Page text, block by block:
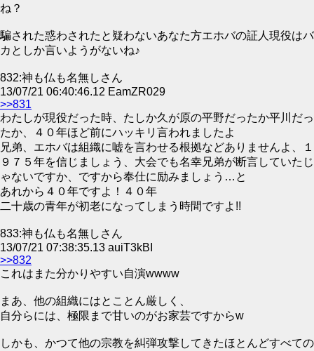
ね？
騙された惑わされたと疑わないあなた方エホバの証人現役はバ
カとしか言いようがないね♪
832:神も仏も名無しさん
13/07/21 06:40:46.12 EamZR029
>>831
わたしが現役だった時、たしか久が原の平野だったか平川だっ
たか、４０年ほど前にハッキリ言われましたよ
兄弟、エホバは組織に嘘を言わせる根拠などありませんよ、１
９７５年を信じましょう、大会でも名幸兄弟が断言していたじ
ゃないですか、ですから奉仕に励みましょう…と
あれから４０年ですよ！４０年
二十歳の青年が初老になってしまう時間ですよ!!
833:神も仏も名無しさん
13/07/21 07:38:35.13 auiT3kBI
>>832
これはまた分かりやすい自演wwww
まあ、他の組織にはとことん厳しく、
自分らには、極限まで甘いのがお家芸ですからw
しかも、かつて他の宗教を糾弾攻撃してきたほとんどすべての